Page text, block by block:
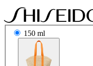
150 ml